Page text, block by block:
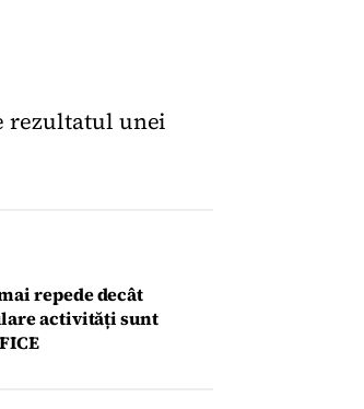
rezultatul unei
repede decât
activități sunt